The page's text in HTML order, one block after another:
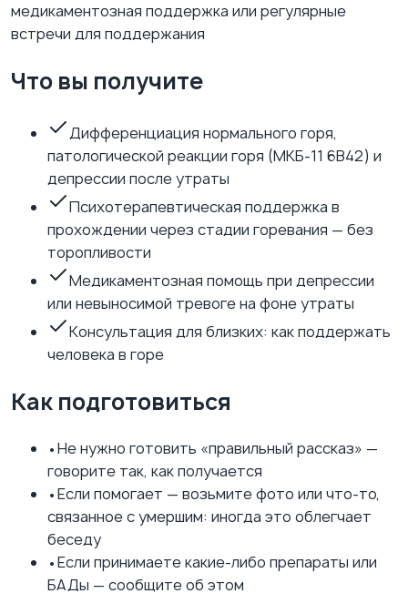
медикаментозная поддержка или регулярные
встречи для поддержания
Что вы получите
Дифференциация нормального горя,
патологической реакции горя (МКБ-11 6B42) и
депрессии после утраты
Психотерапевтическая поддержка в
прохождении через стадии горевания — без
торопливости
Медикаментозная помощь при депрессии
или невыносимой тревоге на фоне утраты
Консультация для близких: как поддержать
человека в горе
Как подготовиться
•Не нужно готовить «правильный рассказ» —
говорите так, как получается
•Если помогает — возьмите фото или что-то,
связанное с умершим: иногда это облегчает
беседу
•Если принимаете какие-либо препараты или
БАДы — сообщите об этом